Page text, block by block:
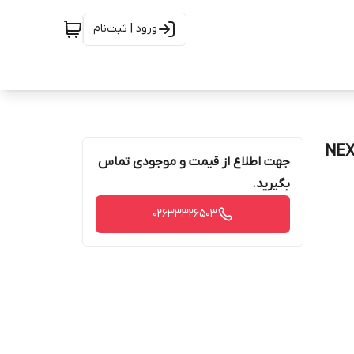
ورود | ثبت‌نام
جهت اطلاع از قیمت و موجودی تماس
بگیرید.
02633326503